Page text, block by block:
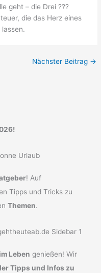
geht – die Drei ???
die das Herz eines
Nächster Beitrag →
! Auf
Tipps und Tricks zu
Themen.
Leben genießen! Wir
Tipps und Infos zu